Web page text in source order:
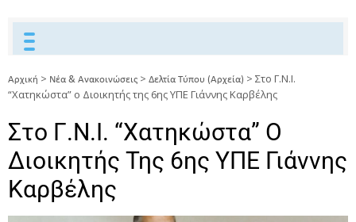
Αρχική > Νέα & Ανακοινώσεις > Δελτία Τύπου (Αρχεία) > Στo Γ.Ν.Ι.
“Χατηκώστα” ο Διοικητής της 6ης ΥΠΕ Γιάννης Καρβέλης
Στo Γ.Ν.Ι. “Χατηκώστα” Ο
Διοικητής Της 6ης ΥΠΕ Γιάννης
Καρβέλης